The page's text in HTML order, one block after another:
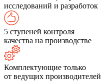
исследований и разработок
5 ступеней контроля
качества на производстве
Комплектующие только
от ведущих производителей